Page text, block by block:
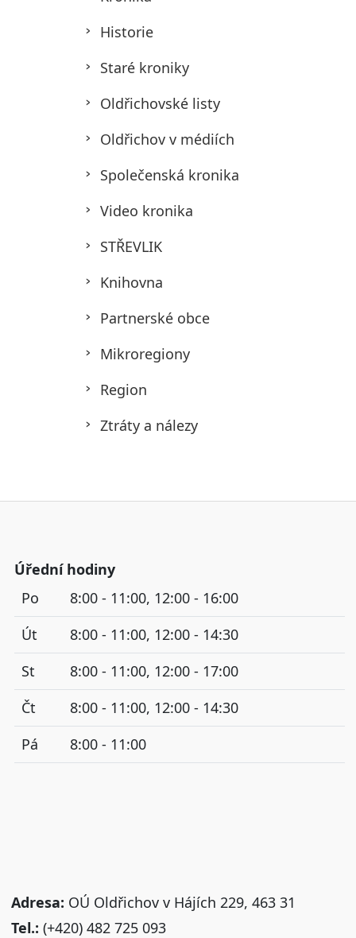
Historie
Staré kroniky
Oldřichovské listy
Oldřichov v médiích
Společenská kronika
Video kronika
STŘEVLIK
Knihovna
Partnerské obce
Mikroregiony
Region
Ztráty a nálezy
Úřední hodiny
Po
8:00 - 11:00, 12:00 - 16:00
Út
8:00 - 11:00, 12:00 - 14:30
St
8:00 - 11:00, 12:00 - 17:00
Čt
8:00 - 11:00, 12:00 - 14:30
Pá
8:00 - 11:00
Adresa: OÚ Oldřichov v Hájích 229, 463 31
Tel.: (+420) 482 725 093